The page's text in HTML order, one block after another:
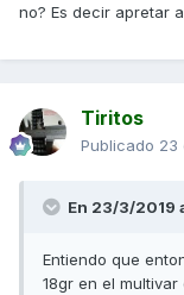
no? Es decir apretar
Tiritos
Publicado 23
En 23/3/2019
Entiendo que
18gr en el multivar